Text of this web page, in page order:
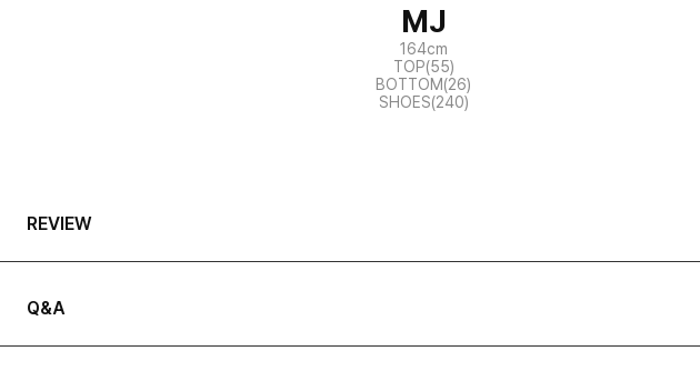
MJ
164cm
TOP(55)
BOTTOM(26)
SHOES(240)
REVIEW
Q&A